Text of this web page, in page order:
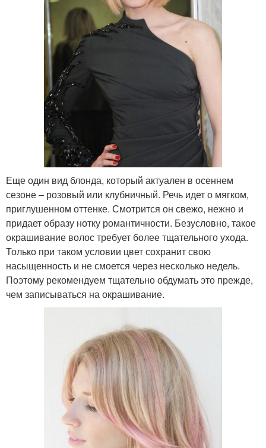
Еще один вид блонда, который актуален в осеннем
сезоне – розовый или клубничный. Речь идет о мягком,
приглушенном оттенке. Смотрится он свежо, нежно и
придает образу нотку романтичности. Безусловно, такое
окрашивание волос требует более тщательного ухода.
Только при таком условии цвет сохранит свою
насыщенность и не смоется через несколько недель.
Поэтому рекомендуем тщательно обдумать это прежде,
чем записываться на окрашивание.